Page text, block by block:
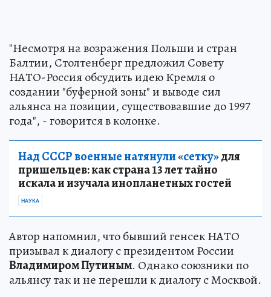
"Несмотря на возражения Польши и стран
Балтии, Столтенберг предложил Совету
НАТО-Россия обсудить идею Кремля о
создании "буферной зоны" и выводе сил
альянса на позиции, существовавшие до 1997
года", - говорится в колонке.
Над СССР военные натянули «сетку»для
пришельцев: как страна 13 лет тайно
искала и изучала инопланетных гостей
НАУКА
Автор напомнил, что бывший генсек НАТО
призывал к диалогу с президентом России
Владимиром Путиным. Однако союзники по
альянсу так и не перешли к диалогу с Москвой.